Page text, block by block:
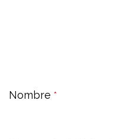
Nombre *